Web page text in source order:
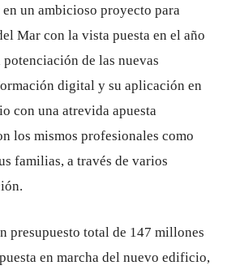
en un ambicioso proyecto para
Mar con la vista puesta en el año
de las nuevas
digital y su aplicación en
con una atrevida apuesta
los mismos profesionales como
familias, a través de varios
presupuesto total de 147 millones
en marcha del nuevo edificio,